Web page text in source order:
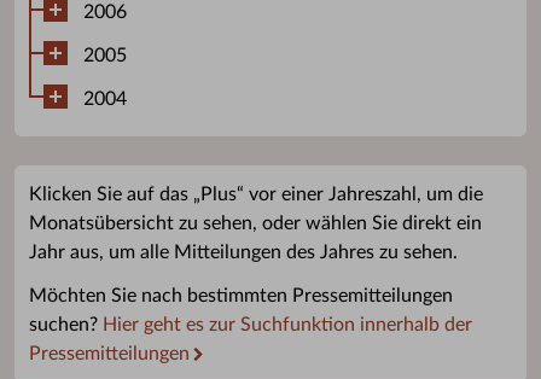
2006
2005
2004
Klicken Sie auf das „Plus“ vor einer Jahreszahl, um die
Monatsübersicht zu sehen, oder wählen Sie direkt ein
Jahr aus, um alle Mitteilungen des Jahres zu sehen.
Möchten Sie nach bestimmten Pressemitteilungen
suchen? Hier geht es zur Suchfunktion innerhalb der
Pressemitteilungen